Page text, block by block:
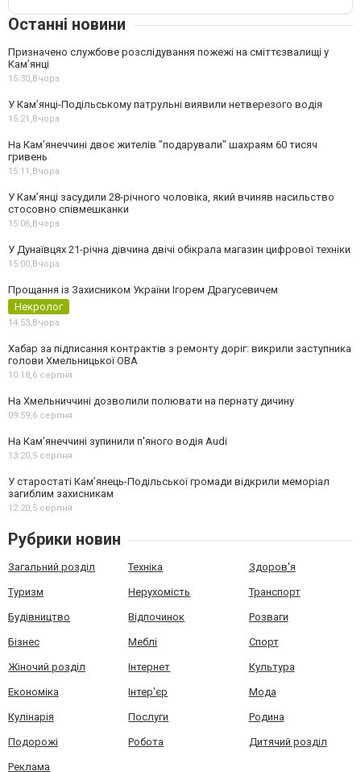
Останні новини
Призначено службове розслідування пожежі на сміттєзвалищі у
Кам’янці
15:30,Вчора
У Кам’янці-Подільському патрульні виявили нетверезого водія
15:21,Вчора
На Камʼянеччині двоє жителів "подарували" шахраям 60 тисяч
гривень
15:11,Вчора
У Камʼянці засудили 28-річного чоловіка, який вчиняв насильство
стосовно співмешканки
15:06,Вчора
У Дунаївцях 21-річна дівчина двічі обікрала магазин цифрової техніки
15:00,Вчора
Прощання із Захисником України Ігорем Драгусевичем
Некролог
14:53,Вчора
Хабар за підписання контрактів з ремонту доріг: викрили заступника
голови Хмельницької ОВА
10:18,6 серпня
На Хмельниччині дозволили полювати на пернату дичину
09:59,6 серпня
На Камʼянеччині зупинили п'яного водія Audi
13:20,5 серпня
У старостаті Кам’янець-Подільської громади відкрили меморіал
загиблим захисникам
12:20,5 серпня
Рубрики новин
Загальний розділ Техніка Здоров'я
Туризм Нерухомість Транспорт
Будівництво Відпочинок Розваги
Бізнес Меблі Спорт
Жіночий розділ Інтернет Культура
Економіка Інтер'єр Мода
Кулінарія Послуги Родина
Подорожі Робота Дитячий розділ
Реклама